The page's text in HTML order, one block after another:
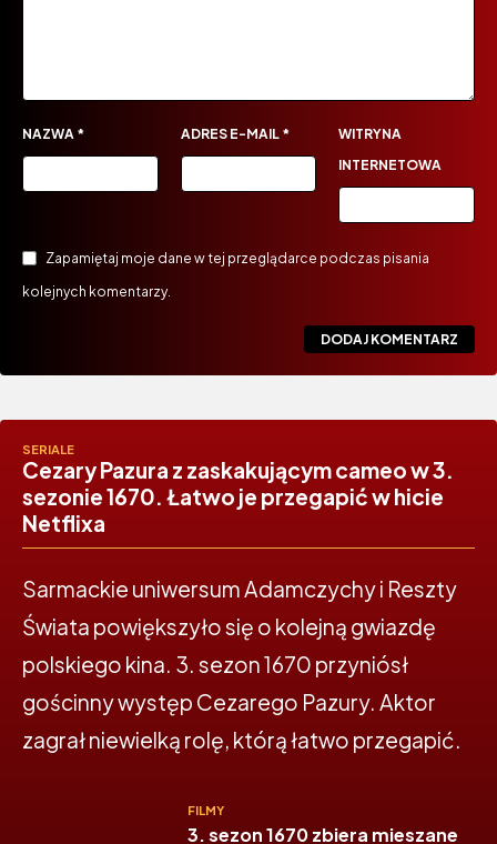
NAZWA * ADRES E-MAIL *
WITRYNA
INTERNETOWA
Zapamiętaj moje dane w tej przeglądarce podczas pisania
kolejnych komentarzy.
SERIALE
Cezary Pazura z zaskakującym cameo w 3.
sezonie 1670. Łatwo je przegapić w hicie
Netflixa
Sarmackie uniwersum Adamczychy i Reszty
Świata powiększyło się o kolejną gwiazdę
polskiego kina. 3. sezon 1670 przyniósł
gościnny występ Cezarego Pazury. Aktor
zagrał niewielką rolę, którą łatwo przegapić.
FILMY
3. sezon 1670 zbiera mieszane